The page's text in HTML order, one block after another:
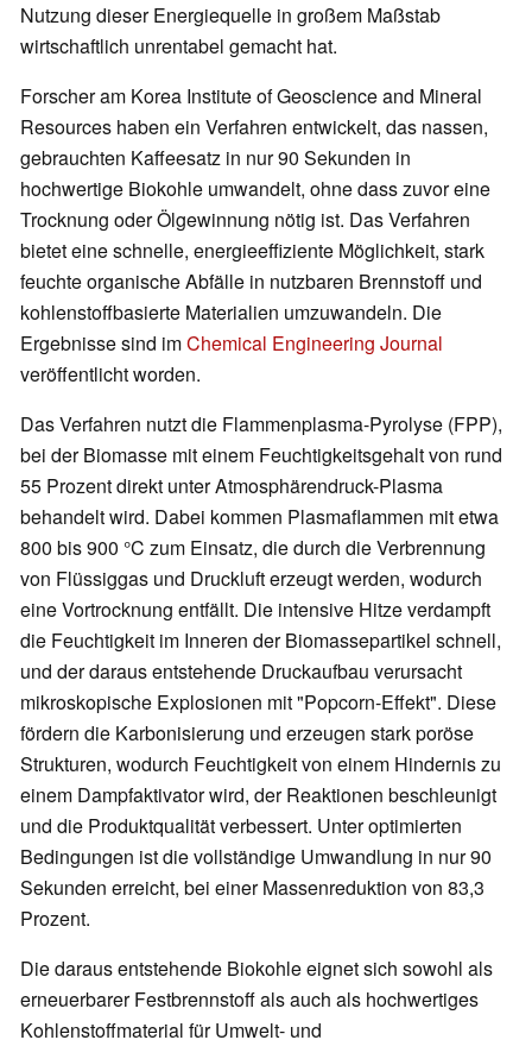
Nutzung dieser Energiequelle in großem Maßstab
wirtschaftlich unrentabel gemacht hat.
Forscher am Korea Institute of Geoscience and Mineral
Resources haben ein Verfahren entwickelt, das nassen,
gebrauchten Kaffeesatz in nur 90 Sekunden in
hochwertige Biokohle umwandelt, ohne dass zuvor eine
Trocknung oder Ölgewinnung nötig ist. Das Verfahren
bietet eine schnelle, energieeffiziente Möglichkeit, stark
feuchte organische Abfälle in nutzbaren Brennstoff und
kohlenstoffbasierte Materialien umzuwandeln. Die
Ergebnisse sind imChemical Engineering Journal
veröffentlicht worden.
Das Verfahren nutzt die Flammenplasma-Pyrolyse (FPP),
bei der Biomasse mit einem Feuchtigkeitsgehalt von rund
55 Prozent direkt unter Atmosphärendruck-Plasma
behandelt wird. Dabei kommen Plasmaflammen mit etwa
800 bis 900 °C zum Einsatz, die durch die Verbrennung
von Flüssiggas und Druckluft erzeugt werden, wodurch
eine Vortrocknung entfällt. Die intensive Hitze verdampft
die Feuchtigkeit im Inneren der Biomassepartikel schnell,
und der daraus entstehende Druckaufbau verursacht
mikroskopische Explosionen mit "Popcorn-Effekt". Diese
fördern die Karbonisierung und erzeugen stark poröse
Strukturen, wodurch Feuchtigkeit von einem Hindernis zu
einem Dampfaktivator wird, der Reaktionen beschleunigt
und die Produktqualität verbessert. Unter optimierten
Bedingungen ist die vollständige Umwandlung in nur 90
Sekunden erreicht, bei einer Massenreduktion von 83,3
Prozent.
Die daraus entstehende Biokohle eignet sich sowohl als
erneuerbarer Festbrennstoff als auch als hochwertiges
Kohlenstoffmaterial für Umwelt- und